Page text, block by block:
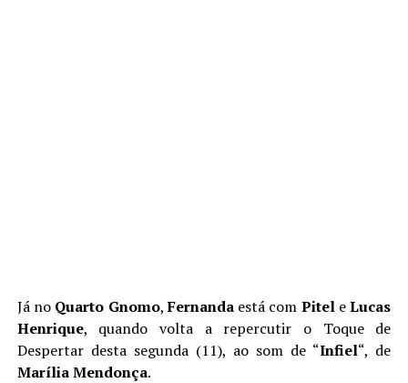
Já no Quarto Gnomo,Fernandaestá com PiteleLucas
Henrique, quando volta a repercutir o Toque de
Despertar desta segunda (11), ao som de “Infiel“, de
MaríliaMendonça.